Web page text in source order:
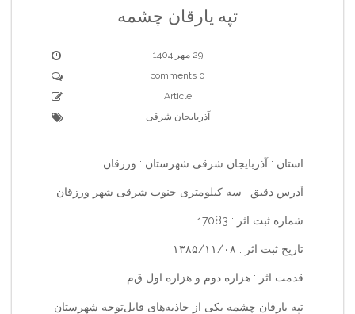
تپه یارقان چشمه
29 مهر 1404
0 comments
Article
آذربایجان شرقی
استان : آذربایجان شرقی شهرستان : ورزقان
آدرس دقیق : سه کیلومتری جنوب شرقی شهر ورزقان
شماره ثبت اثر : 17083
تاریخ ثبت اثر : ۱۳۸۵/۱۱/۰۸
قدمت اثر : هزاره دوم و هزاره اول ق‌م‌
تپه یارقان چشمه یکی از جاذبه‌های قابل‌توجه شهرستان